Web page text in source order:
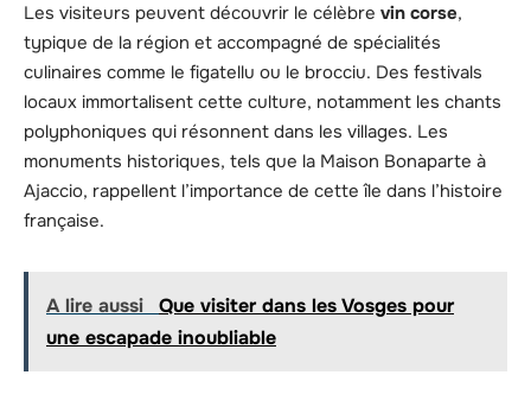
Les visiteurs peuvent découvrir le célèbre vin corse,
typique de la région et accompagné de spécialités
culinaires comme le figatellu ou le brocciu. Des festivals
locaux immortalisent cette culture, notamment les chants
polyphoniques qui résonnent dans les villages. Les
monuments historiques, tels que la Maison Bonaparte à
Ajaccio, rappellent l’importance de cette île dans l’histoire
française.
A lire aussi
Que visiter dans les Vosges pour
une escapade inoubliable